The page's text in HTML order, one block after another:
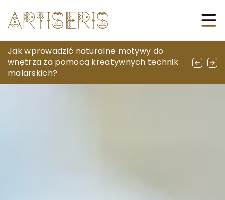
Szachy jako sztuka strategicznego myślenia
i relaksu
Jak wprowadzić naturalne motywy do
wnętrza za pomocą kreatywnych technik
malarskich?
Jak wybrać odpowiednie rękawice do
sportów zimowych – przewodnik dla
początkujących